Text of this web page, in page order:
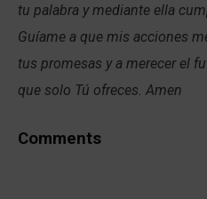
tu palabra y mediante ella
Guíame a que mis acciones
tus promesas y a merecer el
que solo Tú ofreces. Amen
Comments